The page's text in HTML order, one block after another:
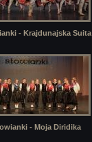
- Krajdunajska Suita
- Moja Diridika